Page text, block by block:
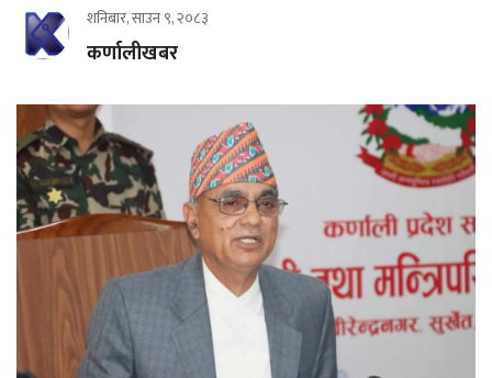
शनिबार, साउन ९, २०८३
कर्णालीखबर